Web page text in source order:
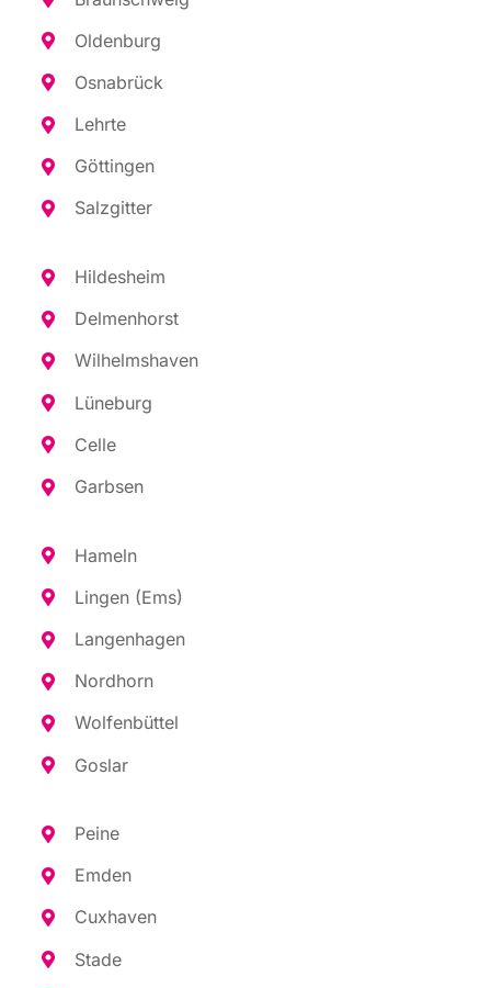
Olden­burg
Osna­brück
Lehr­te
Göt­tin­gen
Salz­git­ter
Hil­des­heim
Del­men­horst
Wil­helms­ha­ven
Lüne­burg
Cel­le
Garb­sen
Hameln
Lin­gen (Ems)
Lan­gen­ha­gen
Nord­horn
Wol­fen­büt­tel
Gos­lar
Pei­ne
Emden
Cux­ha­ven
Sta­de